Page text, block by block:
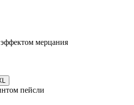
эффектом мерцания
пейсли